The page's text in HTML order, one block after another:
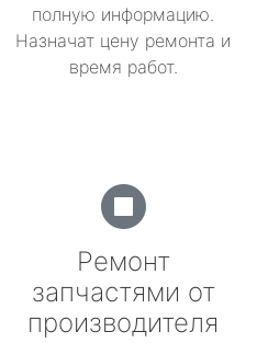
полную информацию.
Назначат цену ремонта и
время работ.
Ремонт
запчастями от
производителя